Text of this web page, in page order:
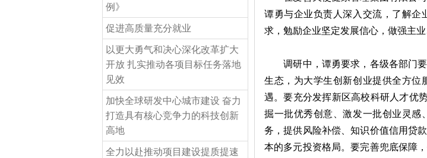
例》
促进高质量充分就业
以更大勇气和决心深化改革扩大
开放 扎实推动各项目标任务落地
见效
加快全球研发中心城市建设 奋力
打造具有核心竞争力的科技创新
高地
全力以赴推动项目建设提质提速
谭勇与企业负责人深入交流，了解企
求，勉励企业坚定发展信心，做强主
调研中，谭勇要求，各级各部门要
生态，为大学生创新创业提供全方位
遇。要充分发挥新区高校科研人才优
掘一批优秀创意、激发一批创业灵感
务，提供风险补偿、知识价值信用贷
本的多元投资格局。要完善兜底保障